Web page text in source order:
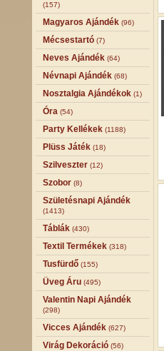
(157)
Magyaros Ajándék (96)
Mécsestartó (7)
Neves Ajándék (64)
Névnapi Ajándék (68)
Nosztalgia Ajándékok (1)
Óra (54)
Party Kellékek (1188)
Plüss Játék (18)
Szilveszter (12)
Szobor (8)
Születésnapi Ajándék
(1413)
Táblák (430)
Textil Termékek (318)
Tusfürdő (155)
Üveg Áru (495)
Valentin Napi Ajándék
(298)
Vicces Ajándék (627)
Virág Dekoráció (56)